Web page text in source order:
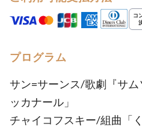
プログラム
サン=サーンス/歌劇『サ
ッカナール」
チャイコフスキー/組曲「